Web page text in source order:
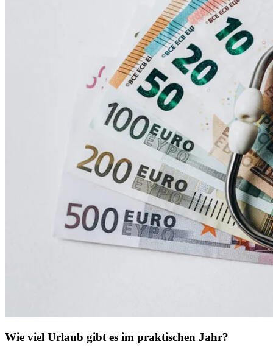
Wie viel Urlaub gibt es im praktischen Jahr?